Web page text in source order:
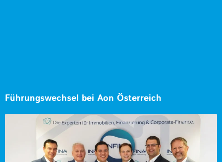
Führungswechsel bei Aon Österreich